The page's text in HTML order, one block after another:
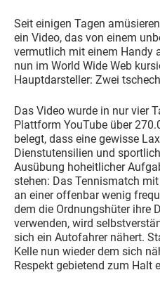
Seit einigen Tagen
ein Video, das von einem
vermutlich mit einem Handy
nun im World Wide Web
Hauptdarsteller: Zwei
Das Video wurde in nur vier
Plattform YouTube über
belegt, dass eine gewisse
Dienstutensilien und
Ausübung hoheitlicher
stehen: Das Tennismatch
an einer offenbar wenig
dem die Ordnungshüter ihre
verwenden, wird
sich ein Autofahrer nähert.
Kelle nun wieder dem sich
Respekt gebietend zum Halt